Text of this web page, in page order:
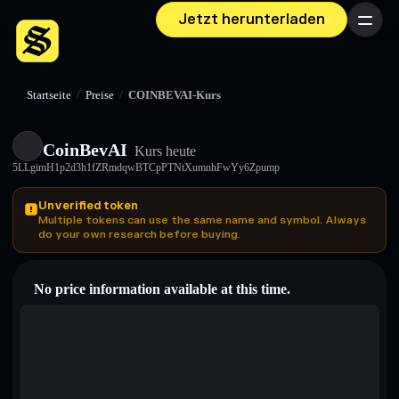
Jetzt herunterladen Menü
Startseite / Preise / COINBEVAI-Kurs
CoinBevAI Kurs heute
5LLgimH1p2d3h1fZRmdqwBTCpPTNtXumnhFwYy6Zpump
Unverified token
Multiple tokens can use the same name and symbol. Always
do your own research before buying.
No price information available at this time.